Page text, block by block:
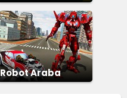
Robot Araba